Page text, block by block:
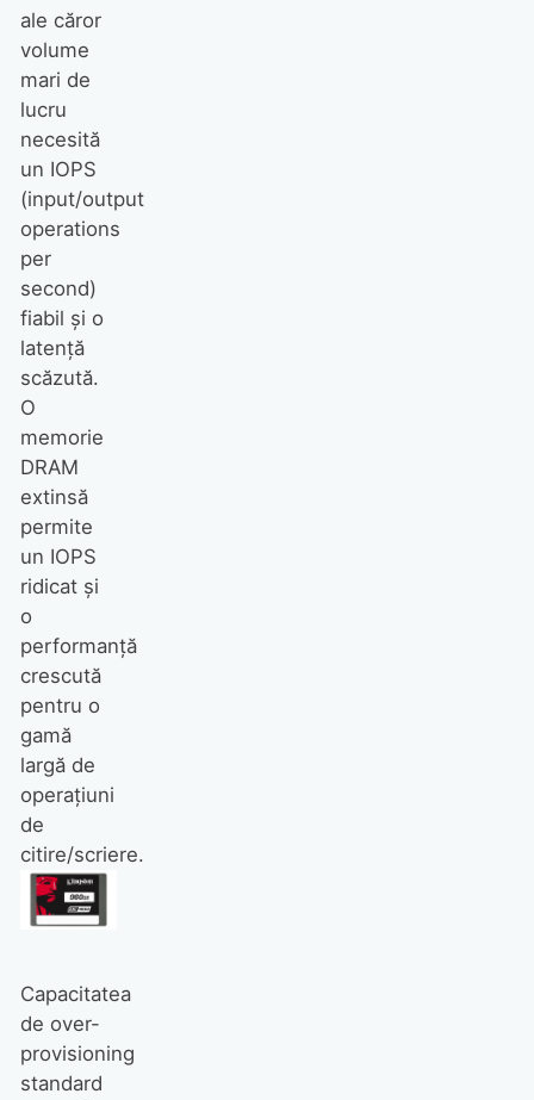
ale căror
volume
mari de
lucru
necesită
un IOPS
(input/output
operations
per
second)
fiabil și o
latență
scăzută.
O
memorie
DRAM
extinsă
permite
un IOPS
ridicat și
o
performanță
crescută
pentru o
gamă
largă de
operațiuni
de
citire/scriere.
Capacitatea
de over-
provisioning
standard